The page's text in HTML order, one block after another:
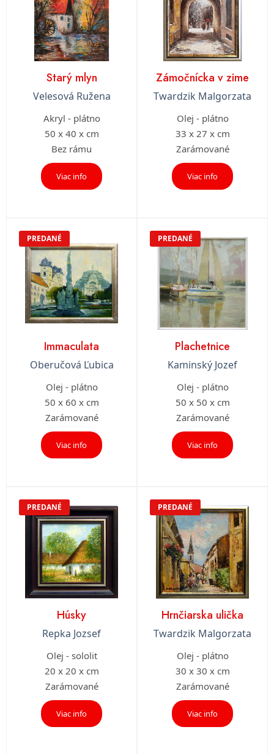
Starý mlyn
Velesová Ružena
Akryl - plátno
50 x 40 x cm
Bez rámu
Viac info
Zámočnícka v zime
Twardzik Malgorzata
Olej - plátno
33 x 27 x cm
Zarámované
Viac info
PREDANÉ
Immaculata
Oberučová Ľubica
Olej - plátno
50 x 60 x cm
Zarámované
Viac info
PREDANÉ
Plachetnice
Kaminský Jozef
Olej - plátno
50 x 50 x cm
Zarámované
Viac info
PREDANÉ
Húsky
Repka Jozsef
Olej - sololit
20 x 20 x cm
Zarámované
Viac info
PREDANÉ
Hrnčiarska ulička
Twardzik Malgorzata
Olej - plátno
30 x 30 x cm
Zarámované
Viac info